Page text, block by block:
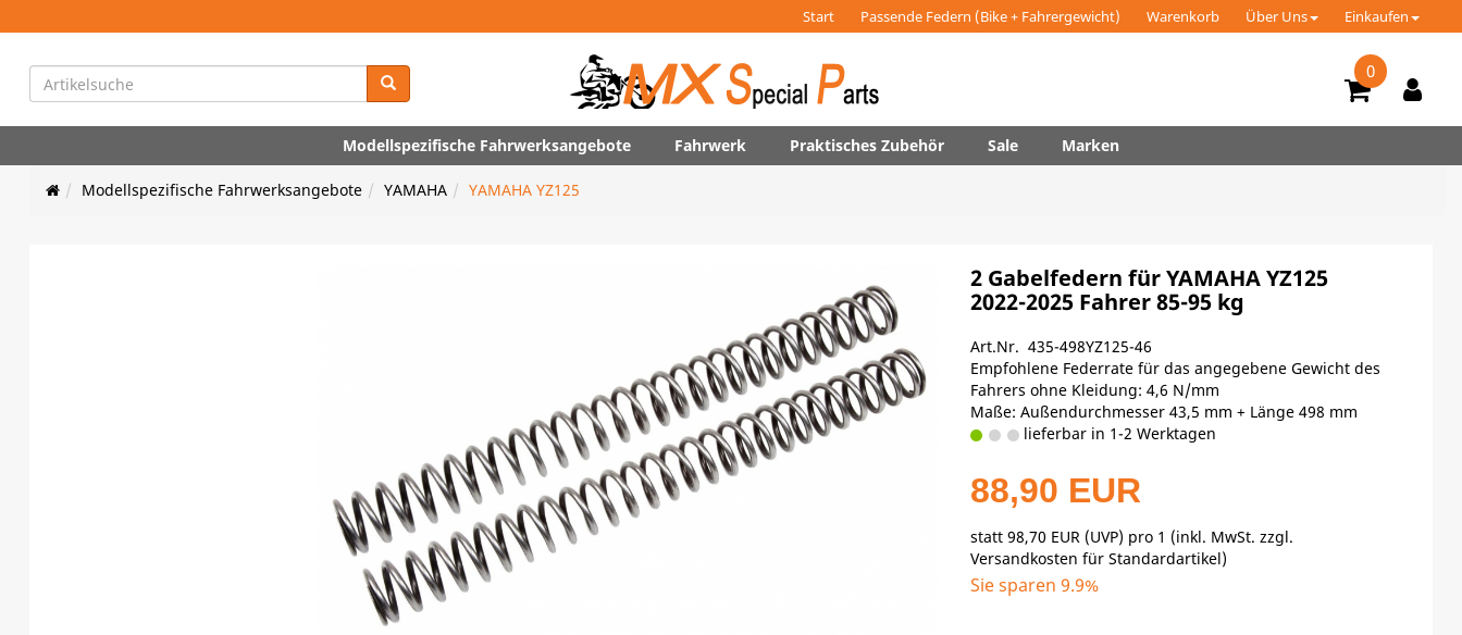
Start Passende Federn (Bike + Fahrergewicht) Warenkorb Über Uns Einkaufen
0
Modellspezifische Fahrwerksangebote Fahrwerk Praktisches Zubehör Sale Marken
Modellspezifische Fahrwerksangebote YAMAHA YAMAHA YZ125
2 Gabelfedern für YAMAHA YZ125
2022-2025 Fahrer 85-95 kg
Art.Nr. 435-498YZ125-46
Empfohlene Federrate für das angegebene Gewicht des
Fahrers ohne Kleidung: 4,6 N/mm
Maße: Außendurchmesser 43,5 mm + Länge 498 mm
lieferbar in 1-2 Werktagen
88,90 EUR
statt98,70 EUR (UVP) pro 1 (inkl. MwSt. zzgl.
Versandkosten für Standardartikel)
Sie sparen 9.9%